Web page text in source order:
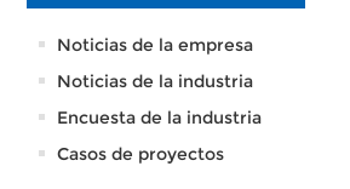
Noticias de la empresa
Noticias de la industria
Encuesta de la industria
Casos de proyectos